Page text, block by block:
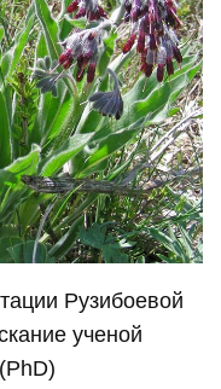
Рузибоевой
ученой